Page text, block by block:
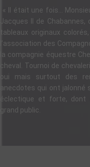
« Il était une fois...
Jacques II de
tableaux originaux
l’association des
la compagnie équestre
cheval. Tournoi de
oui mais surtout des
anecdotes qui ont jalonné
éclectique et forte, dont
grand public.